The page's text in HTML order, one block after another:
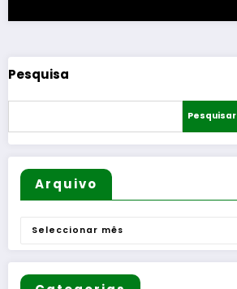
Pesquisa
Pesquisar
Arquivo
Arquivo